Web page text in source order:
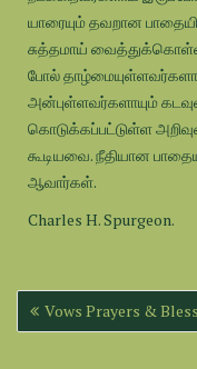
யாரையும் தவறான
சுத்தமாய்
போல்
அன்புள்ளவர்களாயும்
கொடுக்கப்பட்டுள்ள
கூடியவை. நீதியான
ஆவார்கள்.
Charles H. Spurgeon.
Post
navigation
Vows Prayers &